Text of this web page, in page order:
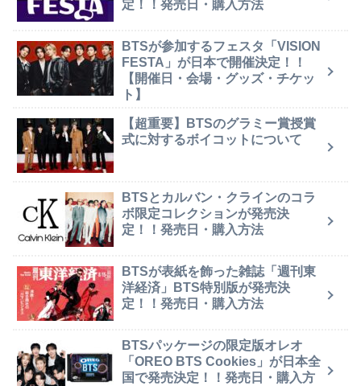
定！！発売日・購入方法
BTSが参加するフェスタ「VISION
FESTA」が日本で開催決定！！
【開催日・会場・グッズ・チケッ
ト】
【超重要】BTSのグラミー賞授賞
式に対するボイコットについて
BTSとカルバン・クラインのコラ
ボ限定コレクションが発売決
定！！発売日・購入方法
BTSが表紙を飾った雑誌「週刊東
洋経済」BTS特別版が発売決
定！！発売日・購入方法
BTSパッケージの限定版オレオ
「OREO BTS Cookies」が日本全
国で発売決定！！発売日・購入方